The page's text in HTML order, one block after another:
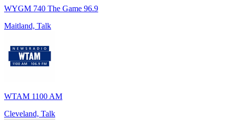
WYGM 740 The Game 96.9
Maitland, Talk
WTAM 1100 AM
Cleveland, Talk